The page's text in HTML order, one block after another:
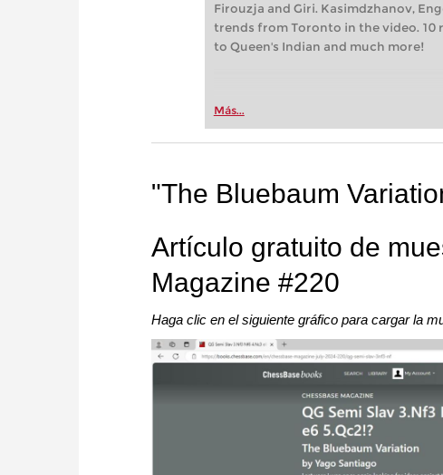
Firouzja and Giri. Kasimdzhanov,
trends from Toronto in the video.
to Queen's Indian and much more!
Más...
"The Bluebaum
Artículo gratuito de
Magazine #220
Haga clic en el siguiente gráfico para cargar la